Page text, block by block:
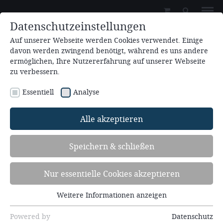
Zum Kalender hinzufügen
31.08.2026 - 03.09.2026
Brennpunkt Seelsorge (7.BS26)
Das Wunder der Einheit und die Wunden der
Redner: Norbert Rose
Datenschutzeinstellungen
Auf unserer Webseite werden Cookies verwendet. Einige
davon werden zwingend benötigt, während es uns andere
ermöglichen, Ihre Nutzererfahrung auf unserer Webseite
zu verbessern.
Essentiell Analyse
Alle akzeptieren
Speichern & schließen
Nur essentielle Cookies akzeptieren
Essentielle Cookies werden für grundlegende
Weitere Informationen anzeigen
Powered by
Datenschutz